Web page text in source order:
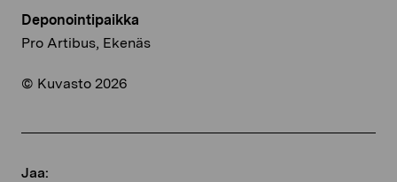
Deponointipaikka
Pro Artibus, Ekenäs
© Kuvasto 2026
Jaa: